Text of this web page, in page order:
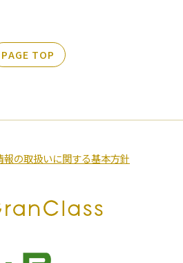
PAGE TOP
報の取扱いに関する基本方針